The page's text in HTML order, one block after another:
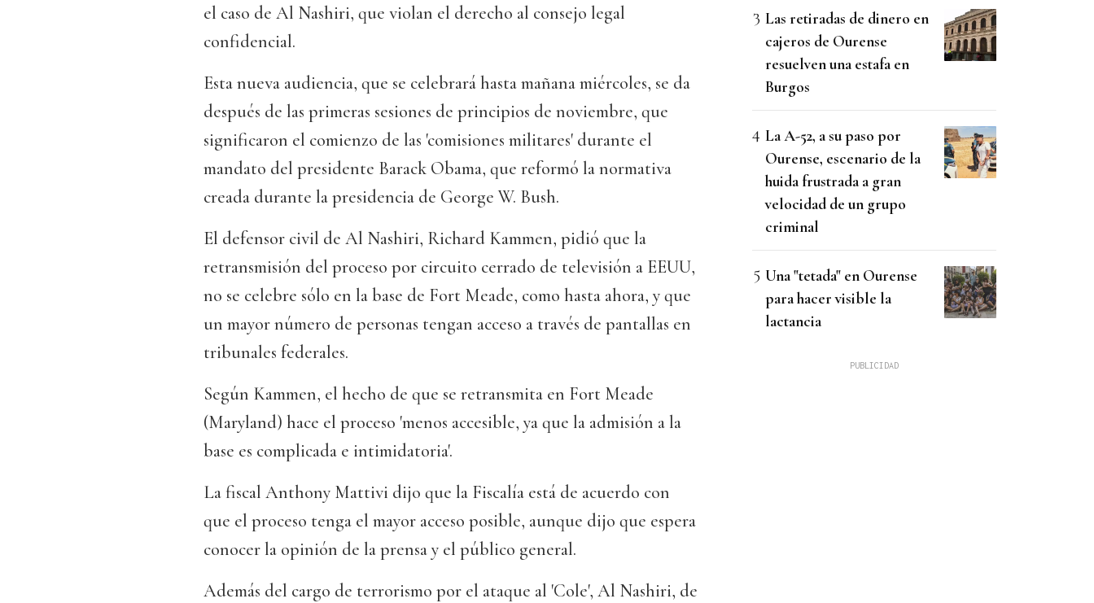
el caso de Al Nashiri, que violan el derecho al consejo legal
confidencial.
Esta nueva audiencia, que se celebrará hasta mañana miércoles, se da
después de las primeras sesiones de principios de noviembre, que
significaron el comienzo de las 'comisiones militares' durante el
mandato del presidente Barack Obama, que reformó la normativa
creada durante la presidencia de George W. Bush.
El defensor civil de Al Nashiri, Richard Kammen, pidió que la
retransmisión del proceso por circuito cerrado de televisión a EEUU,
no se celebre sólo en la base de Fort Meade, como hasta ahora, y que
un mayor número de personas tengan acceso a través de pantallas en
tribunales federales.
Según Kammen, el hecho de que se retransmita en Fort Meade
(Maryland) hace el proceso 'menos accesible, ya que la admisión a la
base es complicada e intimidatoria'.
La fiscal Anthony Mattivi dijo que la Fiscalía está de acuerdo con
que el proceso tenga el mayor acceso posible, aunque dijo que espera
conocer la opinión de la prensa y el público general.
Además del cargo de terrorismo por el ataque al 'Cole', Al Nashiri, de
Las retiradas de dinero en
cajeros de Ourense
resuelven una estafa en
Burgos
La A-52, a su paso por
Ourense, escenario de la
huida frustrada a gran
velocidad de un grupo
criminal
Una "tetada" en Ourense
para hacer visible la
lactancia